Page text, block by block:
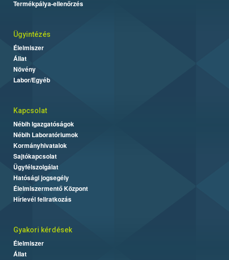
Termékpálya-ellenőrzés
Ügyintézés
Élelmiszer
Állat
Növény
Labor/Egyéb
Kapcsolat
Nébih Igazgatóságok
Nébih Laboratóriumok
Kormányhivatalok
Sajtókapcsolat
Ügyfélszolgálat
Hatósági jogsegély
Élelmiszermentő Központ
Hírlevél feliratkozás
Gyakori kérdések
Élelmiszer
Állat